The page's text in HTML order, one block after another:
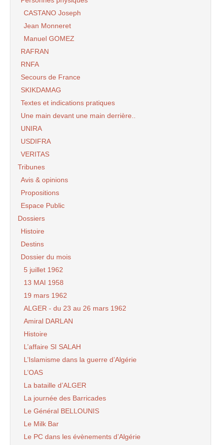
CASTANO Joseph
Jean Monneret
Manuel GOMEZ
RAFRAN
RNFA
Secours de France
SKIKDAMAG
Textes et indications pratiques
Une main devant une main derrière..
UNIRA
USDIFRA
VERITAS
Tribunes
Avis & opinions
Propositions
Espace Public
Dossiers
Histoire
Destins
Dossier du mois
5 juillet 1962
13 MAI 1958
19 mars 1962
ALGER - du 23 au 26 mars 1962
Amiral DARLAN
Histoire
L’affaire SI SALAH
L’Islamisme dans la guerre d’Algérie
L’OAS
La bataille d’ALGER
La journée des Barricades
Le Général BELLOUNIS
Le Milk Bar
Le PC dans les évènements d’Algérie